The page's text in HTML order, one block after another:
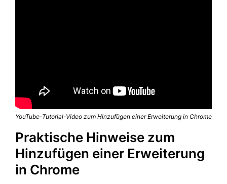
YouTube-Tutorial-Video zum Hinzufügen einer Erweiterung in Chrome
Praktische Hinweise zum
Hinzufügen einer Erweiterung
in Chrome